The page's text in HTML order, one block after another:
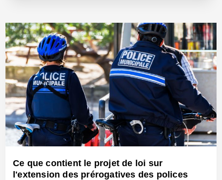
5 Nov 2025 - Réf: BW42849
Ce que contient le projet de loi sur
l'extension des prérogatives des polices